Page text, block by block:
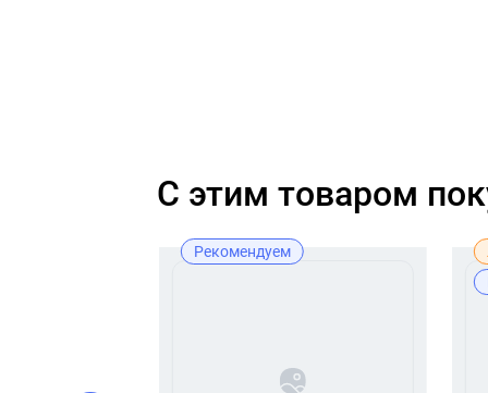
C этим товаром
Рекомендуем